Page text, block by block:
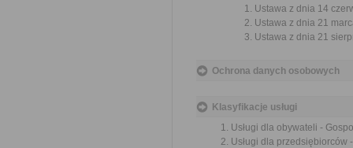
Ustawa z dnia 14
Ustawa z dnia 21
Ustawa z dnia 21
Ochrona danych osobowych
Klasyfikacje usługi
Usługi dla obywateli -
Usługi dla